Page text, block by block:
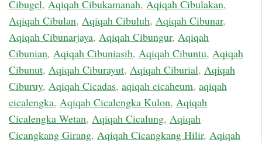
Cibugel, Aqiqah Cibukamanah, Aqiqah Cibulakan,
Aqiqah Cibulan, Aqiqah Cibuluh, Aqiqah Cibunar,
Aqiqah Cibunarjaya, Aqiqah Cibungur, Aqiqah
Cibunian, Aqiqah Cibuniasih, Aqiqah Cibuntu, Aqiqah
Cibunut, Aqiqah Ciburayut, Aqiqah Ciburial, Aqiqah
Ciburuy, Aqiqah Cicadas, aqiqah cicaheum, aqiqah
cicalengka, Aqiqah Cicalengka Kulon, Aqiqah
Cicalengka Wetan, Aqiqah Cicalung, Aqiqah
Cicangkang Girang, Aqiqah Cicangkang Hilir, Aqiqah